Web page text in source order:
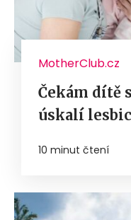
MotherClub.cz
Čekám dítě
úskalí
10 minut čtení